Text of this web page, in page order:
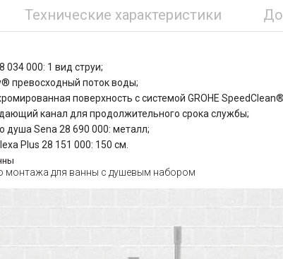
Технические характеристики
034 000: 1 вид струи;
превосходный поток воды;
поверхность с системой GROHE
канал для продолжительного срока службы;
душа Sena 28 690 000: металл;
Plus 28 151 000: 150 см.
монтажа для ванны с душевым набором